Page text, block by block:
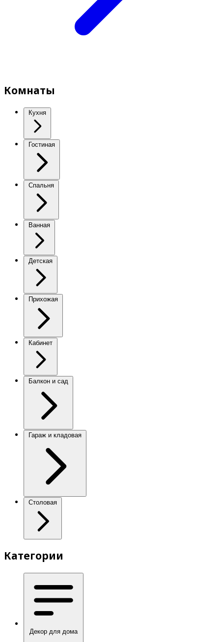
Комнаты
Кухня
Гостиная
Спальня
Ванная
Детская
Прихожая
Кабинет
Балкон и сад
Гараж и кладовая
Столовая
Категории
Декор для дома